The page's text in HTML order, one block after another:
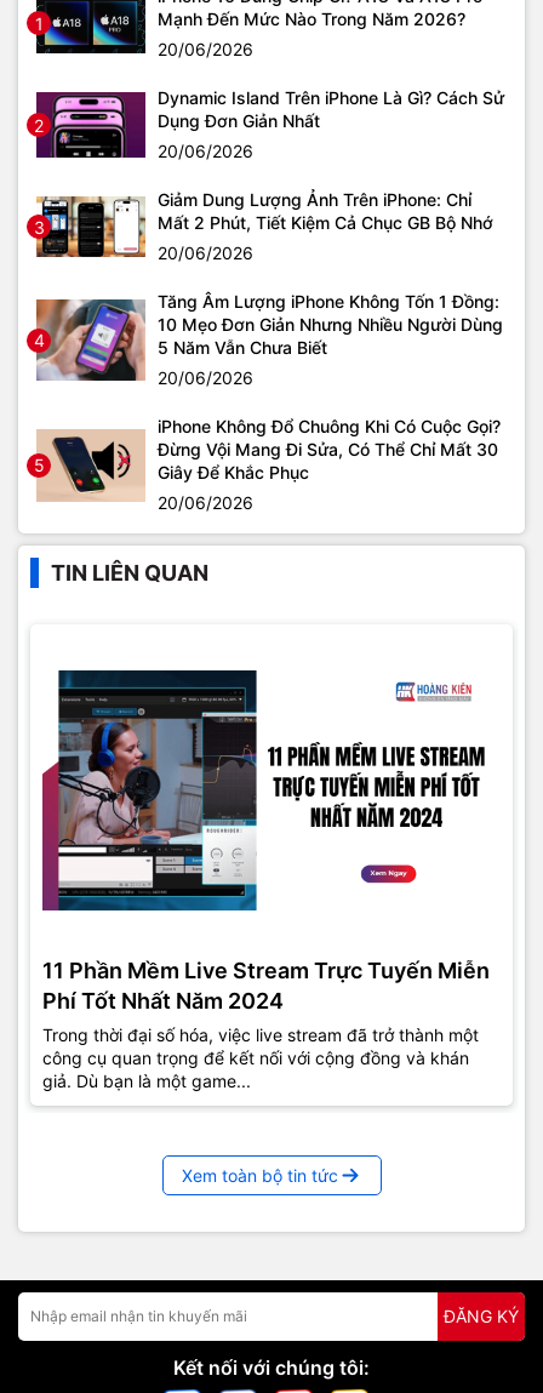
1
Mạnh Đến Mức Nào Trong Năm 2026?
20/06/2026
2
Dynamic Island Trên iPhone Là Gì? Cách Sử
Dụng Đơn Giản Nhất
20/06/2026
3
Giảm Dung Lượng Ảnh Trên iPhone: Chỉ
Mất 2 Phút, Tiết Kiệm Cả Chục GB Bộ Nhớ
20/06/2026
4
Tăng Âm Lượng iPhone Không Tốn 1 Đồng:
10 Mẹo Đơn Giản Nhưng Nhiều Người Dùng
5 Năm Vẫn Chưa Biết
20/06/2026
5
iPhone Không Đổ Chuông Khi Có Cuộc Gọi?
Đừng Vội Mang Đi Sửa, Có Thể Chỉ Mất 30
Giây Để Khắc Phục
20/06/2026
TIN LIÊN QUAN
11 Phần Mềm Live Stream Trực Tuyến Miễn
Phí Tốt Nhất Năm 2024
Trong thời đại số hóa, việc live stream đã trở thành một
công cụ quan trọng để kết nối với cộng đồng và khán
giả. Dù bạn là một game...
Xem toàn bộ tin tức
ĐĂNG KÝ
Kết nối với chúng tôi: